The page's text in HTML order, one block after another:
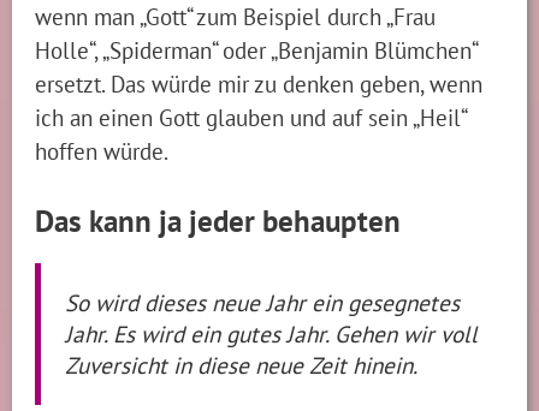
wenn man „Gott“ zum Beispiel durch „Frau
Holle“, „Spiderman“ oder „Benjamin Blümchen“
ersetzt. Das würde mir zu denken geben, wenn
ich an einen Gott glauben und auf sein „Heil“
hoffen würde.
Das kann ja jeder behaupten
So wird dieses neue Jahr ein gesegnetes
Jahr. Es wird ein gutes Jahr. Gehen wir voll
Zuversicht in diese neue Zeit hinein.